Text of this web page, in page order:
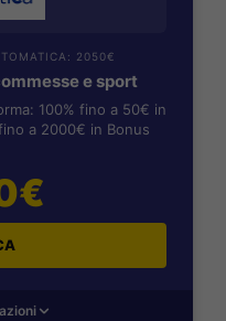
2050€
e sport
100% fino a 50€ in
a 2000€ in Bonus